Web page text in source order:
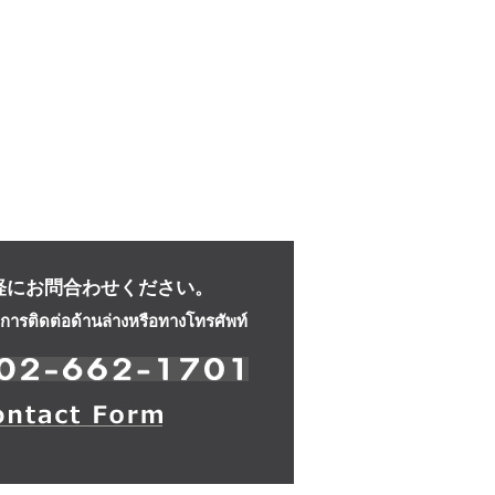
お問合わせください。
ารติดต่อด้านล่างหรือทางโทรศัพท์